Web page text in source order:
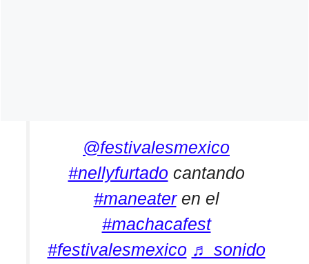
@festivalesmexico
#nellyfurtado cantando
#maneateren el
#machacafest
#festivalesmexico ♬ sonido